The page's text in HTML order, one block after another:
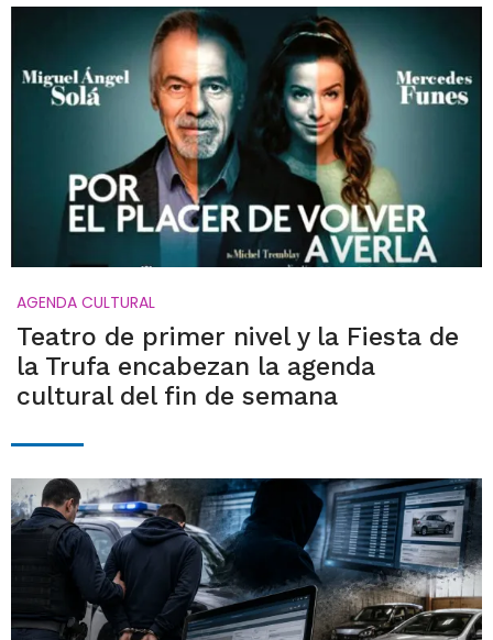
AGENDA CULTURAL
Teatro de primer nivel y la Fiesta de
la Trufa encabezan la agenda
cultural del fin de semana